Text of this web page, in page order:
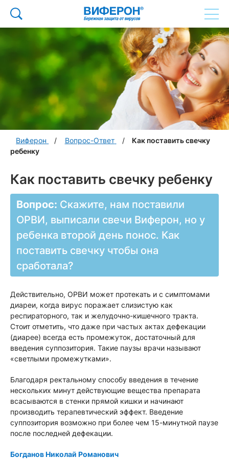
Виферон Вопрос-Ответ
Как поставить свечку
ребенку
Как поставить свечку ребенку
Вопрос: Скажите, нам поставили
ОРВИ, выписали свечи Виферон, но у
ребенка второй день понос. Как
поставить свечку чтобы она
сработала?
Действительно, ОРВИ может протекать и с симптомами
диареи, когда вирус поражает слизистую как
респираторного, так и желудочно-кишечного тракта.
Стоит отметить, что даже при частых актах дефекации
(диарее) всегда есть промежуток, достаточный для
введения суппозитория. Такие паузы врачи называют
«светлыми промежутками».
Благодаря ректальному способу введения в течение
нескольких минут действующие вещества препарата
всасываются в стенки прямой кишки и начинают
производить терапевтический эффект. Введение
суппозитория возможно при более чем 15-минутной паузе
после последней дефекации.
Богданов Николай Романович